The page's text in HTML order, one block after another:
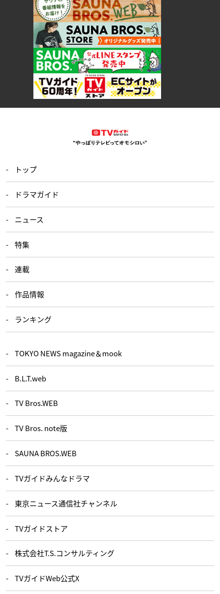
トップ
ドラマガイド
ニュース
特集
連載
作品情報
ランキング
TOKYO NEWS magazine＆mook
B.L.T.web
TV Bros.WEB
TV Bros. note版
SAUNA BROS.WEB
TVガイドみんなドラマ
東京ニュース通信社チャンネル
TVガイドストア
株式会社T.S.コンサルティング
TVガイドWeb公式X